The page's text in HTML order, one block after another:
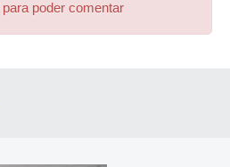
para poder comentar